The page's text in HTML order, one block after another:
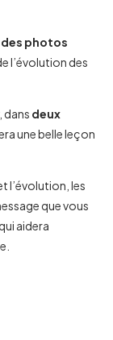
photos
l’évolution des
dans deux
une belle leçon
l’évolution, les
que vous
aidera